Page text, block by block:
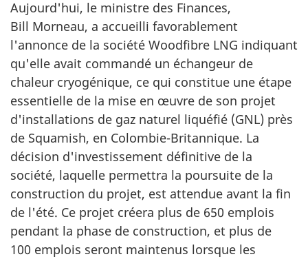
Aujourd'hui, le ministre des Finances,
Bill Morneau, a accueilli favorablement
l'annonce de la société Woodfibre LNG indiquant
qu'elle avait commandé un échangeur de
chaleur cryogénique, ce qui constitue une étape
essentielle de la mise en œuvre de son projet
d'installations de gaz naturel liquéfié (GNL) près
de Squamish, en Colombie-Britannique. La
décision d'investissement définitive de la
société, laquelle permettra la poursuite de la
construction du projet, est attendue avant la fin
de l'été. Ce projet créera plus de 650 emplois
pendant la phase de construction, et plus de
100 emplois seront maintenus lorsque les